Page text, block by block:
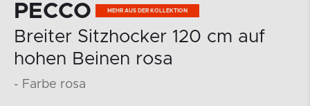
PECCO MEHR AUS DER KOLLEKTION
Breiter Sitzhocker 120 cm auf
hohen Beinen rosa
- Farbe rosa